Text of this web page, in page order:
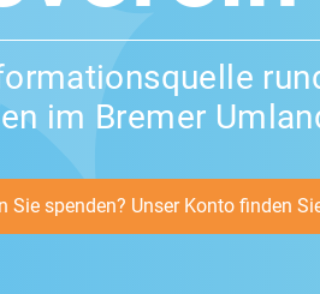
im Bremer
Sie spenden? Unser Konto finden